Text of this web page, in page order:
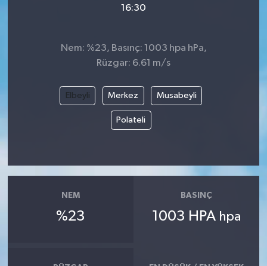
16:30
Nem: %23, Basınç: 1003 hpa hPa,
Rüzgar: 6.61 m/s
Elbeyli Merkez Musabeyli
Polateli
NEM
%23
BASINÇ
1003 HPA hpa